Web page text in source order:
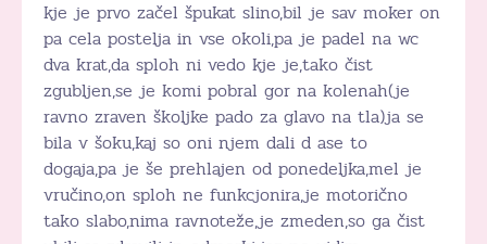
kje je prvo začel špukat slino,bil je sav moker on
pa cela postelja in vse okoli,pa je padel na wc
dva krat,da sploh ni vedo kje je,tako čist
zgubljen,se je komi pobral gor na kolenah(je
ravno zraven školjke pado za glavo na tla)ja se
bila v šoku,kaj so oni njem dali d ase to
dogaja,pa je še prehlajen od ponedeljka,mel je
vručino,on sploh ne funkcjonira,je motorično
tako slabo,nima ravnoteže,je zmeden,so ga čist